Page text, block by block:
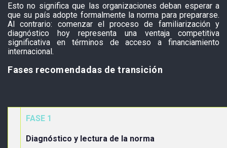
Esto no significa que las organizaciones deban esperar a
que su país adopte formalmente la norma para prepararse.
Al contrario: comenzar el proceso de familiarización y
diagnóstico hoy representa una ventaja competitiva
significativa en términos de acceso a financiamiento
internacional.
Fases recomendadas de transición
FASE 1
Diagnóstico y lectura de la norma